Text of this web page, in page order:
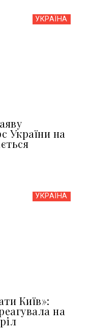
УКРАЇНА
України на
УКРАЇНА
Київ»:
на